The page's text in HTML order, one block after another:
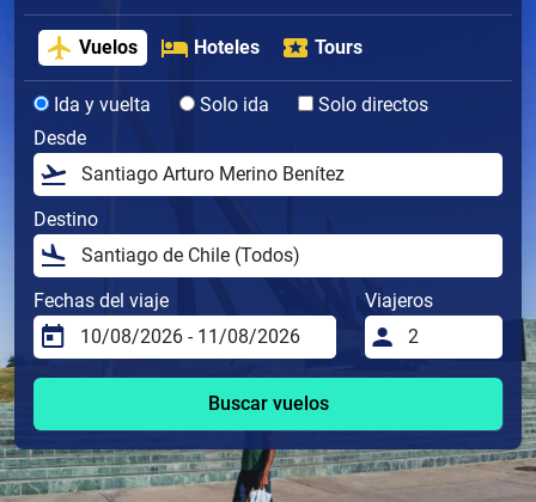
Vuelos Hoteles Tours
Ida y vuelta Solo ida
Solo directos
Desde
Destino
Fechas del viaje Viajeros
Buscar vuelos